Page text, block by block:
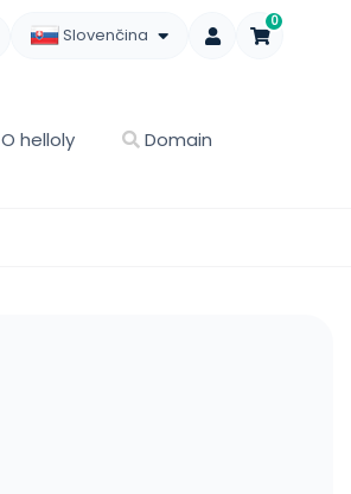
Slovenčina
0
O helloly Domain